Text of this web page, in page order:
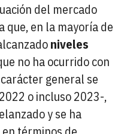
del mercado
que, en la mayoría de
niveles
no ha ocurrido con
general se
o incluso 2023-,
y se ha